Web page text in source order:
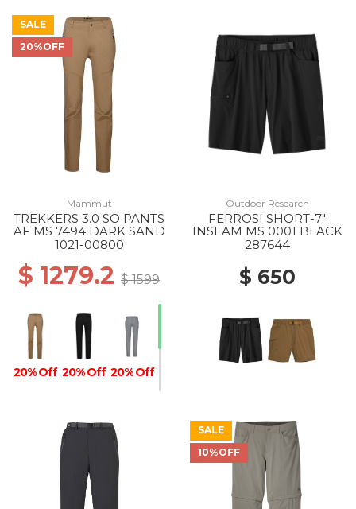
SALE
20%OFF
Mammut
TREKKERS 3.0 SO PANTS
AF MS 7494 DARK SAND
1021-00800
$ 1279.2 $ 1599
20% Off 20% Off 20% Off
Outdoor Research
FERROSI SHORT-7"
INSEAM MS 0001 BLACK
287644
$ 650
SALE
10%OFF